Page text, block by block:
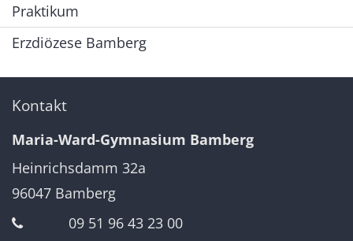
Praktikum
Erzdiözese Bamberg
Kontakt
Maria-Ward-Gymnasium Bamberg
Heinrichsdamm 32a
96047 Bamberg
09 51 96 43 23 00